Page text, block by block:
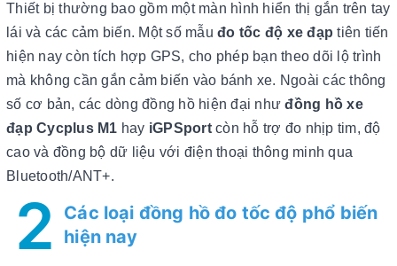
Thiết bị thường bao gồm một màn hình hiển thị gắn trên tay
lái và các cảm biến. Một số mẫu đo tốc độ xe đạp tiên tiến
hiện nay còn tích hợp GPS, cho phép bạn theo dõi lộ trình
mà không cần gắn cảm biến vào bánh xe. Ngoài các thông
số cơ bản, các dòng đồng hồ hiện đại nhưđồng hồ xe
đạp Cycplus M1 hay iGPSportcòn hỗ trợ đo nhịp tim, độ
cao và đồng bộ dữ liệu với điện thoại thông minh qua
Bluetooth/ANT+.
2
Các loại đồng hồ đo tốc độ phổ biến
hiện nay